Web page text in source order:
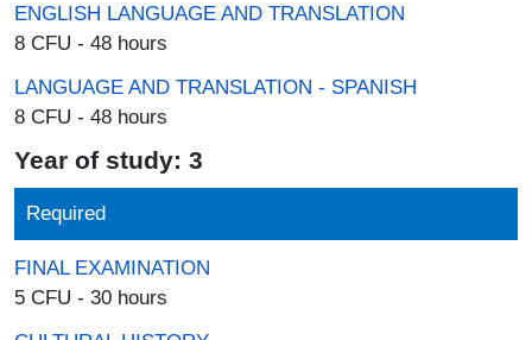
ENGLISH LANGUAGE AND TRANSLATION
8 CFU - 48 hours
LANGUAGE AND TRANSLATION - SPANISH
8 CFU - 48 hours
Year of study: 3
Required
FINAL EXAMINATION
5 CFU - 30 hours